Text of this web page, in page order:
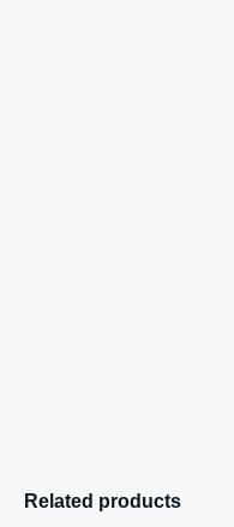
Related products